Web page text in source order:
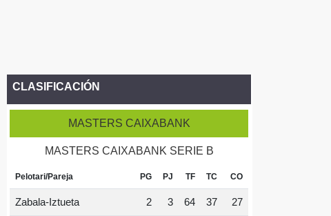
CLASIFICACIÓN
MASTERS CAIXABANK
MASTERS CAIXABANK SERIE B
Pelotari/Pareja PG PJ TF TC CO
Zabala-Iztueta 2 3 64 37 27